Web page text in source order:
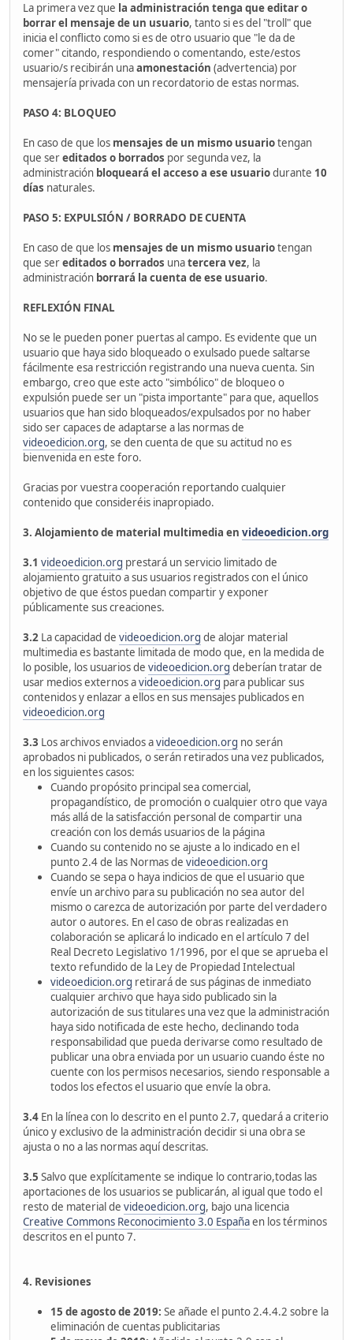
La primera vez que la administración tenga que editar o
borrar el mensaje de un usuario, tanto si es del "troll" que
inicia el conflicto como si es de otro usuario que "le da de
comer" citando, respondiendo o comentando, este/estos
usuario/s recibirán unaamonestación (advertencia) por
mensajería privada con un recordatorio de estas normas.
PASO 4: BLOQUEO
En caso de que los mensajes de un mismo usuariotengan
que sereditados o borrados por segunda vez, la
administración bloqueará el acceso a ese usuariodurante 10
días naturales.
PASO 5: EXPULSIÓN / BORRADO DE CUENTA
En caso de que los mensajes de un mismo usuariotengan
que sereditados o borrados unatercera vez, la
administración borrará la cuenta de ese usuario.
REFLEXIÓN FINAL
No se le pueden poner puertas al campo. Es evidente que un
usuario que haya sido bloqueado o exulsado puede saltarse
fácilmente esa restricción registrando una nueva cuenta. Sin
embargo, creo que este acto "simbólico" de bloqueo o
expulsión puede ser un "pista importante" para que, aquellos
usuarios que han sido bloqueados/expulsados por no haber
sido ser capaces de adaptarse a las normas de
videoedicion.org, se den cuenta de que su actitud no es
bienvenida en este foro.
Gracias por vuestra cooperación reportando cualquier
contenido que consideréis inapropiado.
3. Alojamiento de material multimedia en videoedicion.org
3.1 videoedicion.org prestará un servicio limitado de
alojamiento gratuito a sus usuarios registrados con el único
objetivo de que éstos puedan compartir y exponer
públicamente sus creaciones.
3.2 La capacidad de videoedicion.org de alojar material
multimedia es bastante limitada de modo que, en la medida de
lo posible, los usuarios de videoedicion.org deberían tratar de
usar medios externos avideoedicion.org para publicar sus
contenidos y enlazar a ellos en sus mensajes publicados en
videoedicion.org
3.3 Los archivos enviados avideoedicion.org no serán
aprobados ni publicados, o serán retirados una vez publicados,
en los siguientes casos:
Cuando propósito principal sea comercial,
propagandístico, de promoción o cualquier otro que vaya
más allá de la satisfacción personal de compartir una
creación con los demás usuarios de la página
Cuando su contenido no se ajuste a lo indicado en el
punto 2.4 de las Normas de videoedicion.org
Cuando se sepa o haya indicios de que el usuario que
envíe un archivo para su publicación no sea autor del
mismo o carezca de autorización por parte del verdadero
autor o autores. En el caso de obras realizadas en
colaboración se aplicará lo indicado en el artículo 7 del
Real Decreto Legislativo 1/1996, por el que se aprueba el
texto refundido de la Ley de Propiedad Intelectual
videoedicion.org retirará de sus páginas de inmediato
cualquier archivo que haya sido publicado sin la
autorización de sus titulares una vez que la administración
haya sido notificada de este hecho, declinando toda
responsabilidad que pueda derivarse como resultado de
publicar una obra enviada por un usuario cuando éste no
cuente con los permisos necesarios, siendo responsable a
todos los efectos el usuario que envíe la obra.
3.4 En la línea con lo descrito en el punto 2.7, quedará a criterio
único y exclusivo de la administración decidir si una obra se
ajusta o no a las normas aquí descritas.
3.5 Salvo que explícitamente se indique lo contrario,todas las
aportaciones de los usuarios se publicarán, al igual que todo el
resto de material de videoedicion.org, bajo una licencia
Creative Commons Reconocimiento 3.0 Españaen los términos
descritos en el punto 7.
4. Revisiones
15 de agosto de 2019: Se añade el punto 2.4.4.2 sobre la
eliminación de cuentas publicitarias